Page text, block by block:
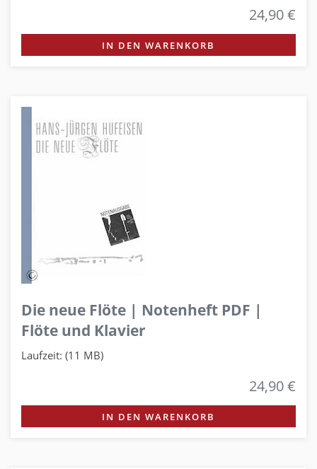
24,90 €
IN DEN WARENKORB
Die neue Flöte | Notenheft PDF |
Flöte und Klavier
Laufzeit: (11 MB)
24,90 €
IN DEN WARENKORB